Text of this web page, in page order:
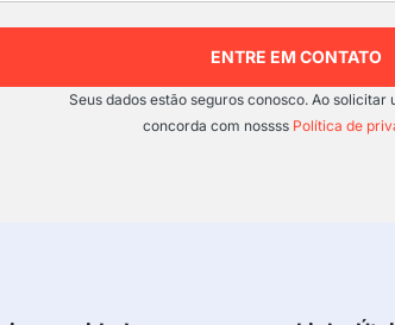
ENTRE EM CONTATO
Seus dados estão seguros conosco. Ao solicitar
concorda com nossss Política de